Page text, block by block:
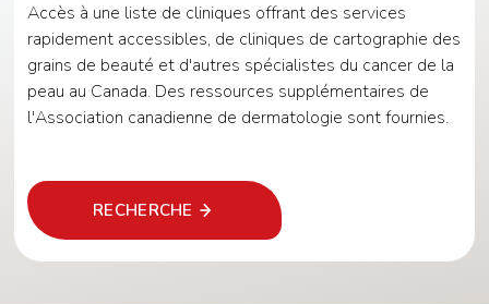
Accès à une liste de cliniques offrant des services
rapidement accessibles, de cliniques de cartographie des
grains de beauté et d'autres spécialistes du cancer de la
peau au Canada. Des ressources supplémentaires de
l'Association canadienne de dermatologie sont fournies.
RECHERCHE